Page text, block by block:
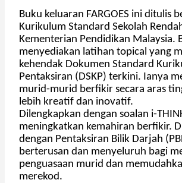
Buku keluaran FARGOES ini ditulis
Kurikulum Standard Sekolah
Kementerian Pendidikan Malaysia.
menyediakan latihan topical yang
kehendak Dokumen Standard
Pentaksiran (DSKP) terkini. Ianya
murid-murid berfikir secara aras
lebih kreatif dan inovatif.
Dilengkapkan dengan soalan i-
meningkatkan kemahiran berfikir.
dengan Pentaksiran Bilik Darjah
berterusan dan menyeluruh bagi
penguasaan murid dan
merekod.